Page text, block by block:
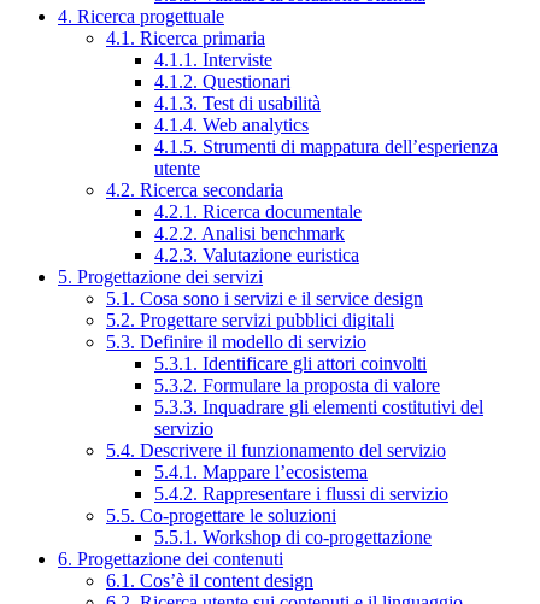
4. Ricerca progettuale
4.1. Ricerca primaria
4.1.1. Interviste
4.1.2. Questionari
4.1.3. Test di usabilità
4.1.4. Web analytics
4.1.5. Strumenti di mappatura dell’esperienza
utente
4.2. Ricerca secondaria
4.2.1. Ricerca documentale
4.2.2. Analisi benchmark
4.2.3. Valutazione euristica
5. Progettazione dei servizi
5.1. Cosa sono i servizi e il service design
5.2. Progettare servizi pubblici digitali
5.3. Definire il modello di servizio
5.3.1. Identificare gli attori coinvolti
5.3.2. Formulare la proposta di valore
5.3.3. Inquadrare gli elementi costitutivi del
servizio
5.4. Descrivere il funzionamento del servizio
5.4.1. Mappare l’ecosistema
5.4.2. Rappresentare i flussi di servizio
5.5. Co-progettare le soluzioni
5.5.1. Workshop di co-progettazione
6. Progettazione dei contenuti
6.1. Cos’è il content design